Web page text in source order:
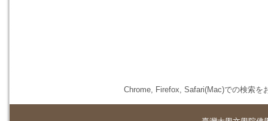
Chrome, Firefox, Safari(Mac)での検索を